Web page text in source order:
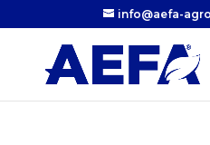
info@aefa-